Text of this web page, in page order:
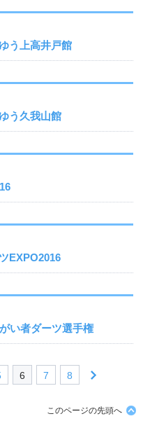
う上高井戸館
う久我山館
EXPO2016
い者ダーツ選手権
6 7 8
このページの先頭へ